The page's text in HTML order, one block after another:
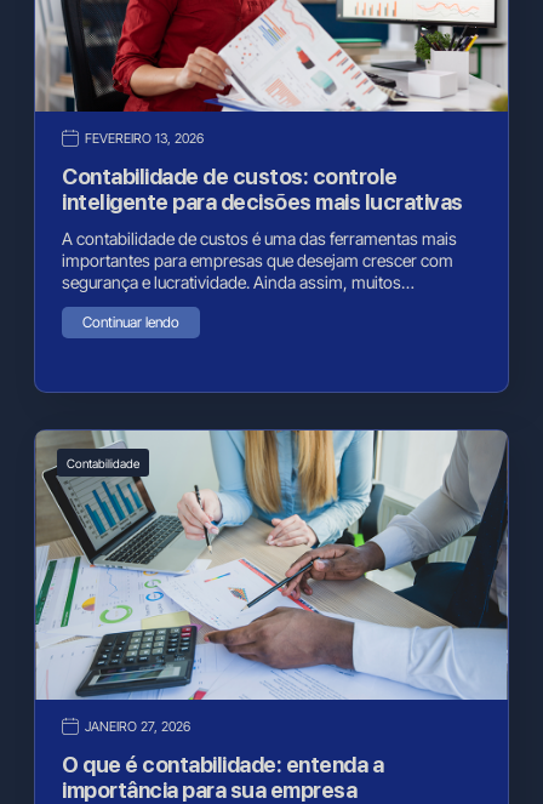
FEVEREIRO 13, 2026
Contabilidade de custos: controle
inteligente para decisões mais lucrativas
A contabilidade de custos é uma das ferramentas mais
importantes para empresas que desejam crescer com
segurança e lucratividade. Ainda assim, muitos…
Continuar lendo
Contabilidade
JANEIRO 27, 2026
O que é contabilidade: entenda a
importância para sua empresa